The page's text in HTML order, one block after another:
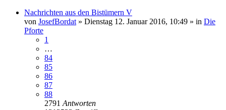
Nachrichten aus den Bistümern V
von JosefBordat » Dienstag 12. Januar 2016, 10:49 » in Die
Pforte
1
…
84
85
86
87
88
2791 Antworten